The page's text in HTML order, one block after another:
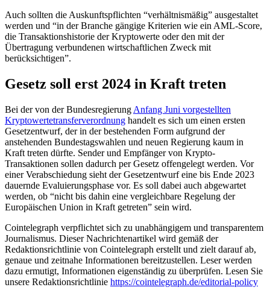
Auch sollten die Auskunftspflichten “verhältnismäßig” ausgestaltet
werden und “in der Branche gängige Kriterien wie ein AML-Score,
die Transaktionshistorie der Kryptowerte oder den mit der
Übertragung verbundenen wirtschaftlichen Zweck mit
berücksichtigen”.
Gesetz soll erst 2024 in Kraft treten
Bei der von der Bundesregierung Anfang Juni vorgestellten
Kryptowertetransferverordnung handelt es sich um einen ersten
Gesetzentwurf, der in der bestehenden Form aufgrund der
anstehenden Bundestagswahlen und neuen Regierung kaum in
Kraft treten dürfte. Sender und Empfänger von Krypto-
Transaktionen sollen dadurch per Gesetz offengelegt werden. Vor
einer Verabschiedung sieht der Gesetzentwurf eine bis Ende 2023
dauernde Evaluierungsphase vor. Es soll dabei auch abgewartet
werden, ob “nicht bis dahin eine vergleichbare Regelung der
Europäischen Union in Kraft getreten” sein wird.
Cointelegraph verpflichtet sich zu unabhängigem und transparentem
Journalismus. Dieser Nachrichtenartikel wird gemäß der
Redaktionsrichtlinie von Cointelegraph erstellt und zielt darauf ab,
genaue und zeitnahe Informationen bereitzustellen. Leser werden
dazu ermutigt, Informationen eigenständig zu überprüfen. Lesen Sie
unsere Redaktionsrichtlinie https://cointelegraph.de/editorial-policy